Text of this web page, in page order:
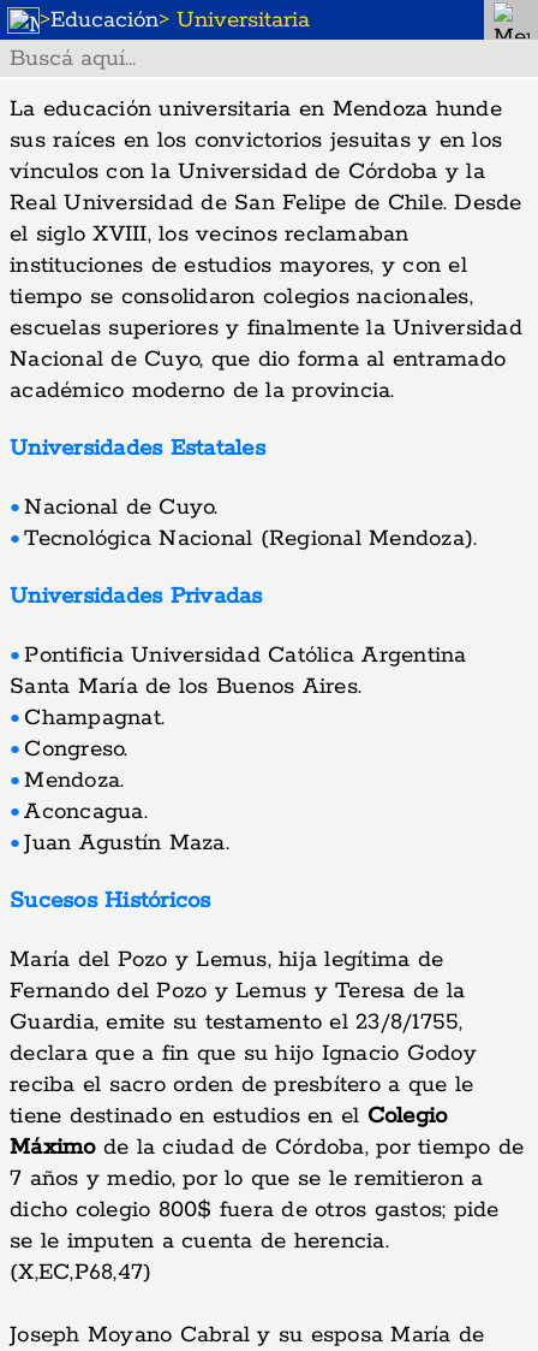
>Educación> Universitaria
La educación universitaria en Mendoza hunde
sus raíces en los convictorios jesuitas y en los
vínculos con la Universidad de Córdoba y la
Real Universidad de San Felipe de Chile. Desde
el siglo XVIII, los vecinos reclamaban
instituciones de estudios mayores, y con el
tiempo se consolidaron colegios nacionales,
escuelas superiores y finalmente la Universidad
Nacional de Cuyo, que dio forma al entramado
académico moderno de la provincia.
Universidades Estatales
Nacional de Cuyo.
Tecnológica Nacional (Regional Mendoza).
Universidades Privadas
Pontificia Universidad Católica Argentina
Santa María de los Buenos Aires.
Champagnat.
Congreso.
Mendoza.
Aconcagua.
Juan Agustín Maza.
Sucesos Históricos
María del Pozo y Lemus, hija legítima de
Fernando del Pozo y Lemus y Teresa de la
Guardia, emite su testamento el 23/8/1755,
declara que a fin que su hijo Ignacio Godoy
reciba el sacro orden de presbítero a que le
tiene destinado en estudios en el Colegio
Máximode la ciudad de Córdoba, por tiempo de
7 años y medio, por lo que se le remitieron a
dicho colegio 800$ fuera de otros gastos; pide
se le imputen a cuenta de herencia.
(X,EC,P68,47)
Joseph Moyano Cabral y su esposa María de